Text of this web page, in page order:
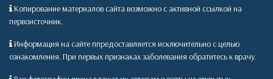
Копирование материалов сайта возможно с активной ссылкой на
первоисточник.
Информация на сайте ппредоставляется исключительно с целью
ознакомления. При первых признаках заболевания обратитесь к врачу.